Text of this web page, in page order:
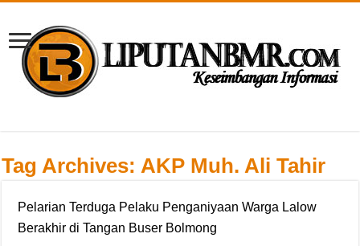
Tag Archives:AKP Muh. Ali Tahir
Pelarian Terduga Pelaku Penganiyaan Warga Lalow
Berakhir di Tangan Buser Bolmong